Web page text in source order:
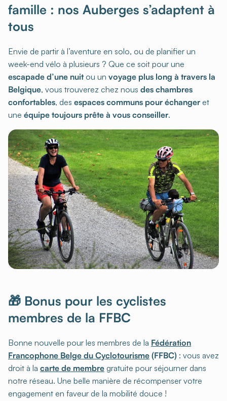
famille : nos Auberges s’adaptent à
tous
Envie de partir à l’aventure en solo, ou de planifier un
week-end vélo à plusieurs ? Que ce soit pour une
escapade d’une nuitou un voyage plus long à travers la
Belgique, vous trouverez chez nous des chambres
confortables, des espaces communs pour échanger et
une équipe toujours prête à vous conseiller.
🎁 Bonus pour les cyclistes
membres de la FFBC
Bonne nouvelle pour les membres de la Fédération
Francophone Belge du Cyclotourisme (FFBC) : vous avez
droit à la carte de membre gratuite pour séjourner dans
notre réseau. Une belle manière de récompenser votre
engagement en faveur de la mobilité douce !